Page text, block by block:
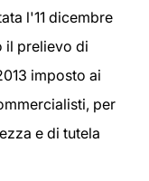
l'11 dicembre
il prelievo di
imposto ai
per
e di tutela